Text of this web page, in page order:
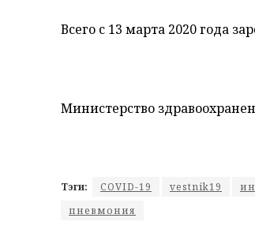
Всего с 13 марта 2020 года
Министерство
Тэги: COVID-19 vestnik19
пневмония